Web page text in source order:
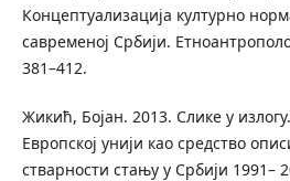
Концептуализација културно
савременој Србији.
381–412.
Жикић, Бојан. 2013. Слике у
Европској унији као средство
стварности стању у Србији 1991–